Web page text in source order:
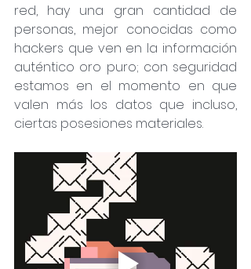
red, hay una gran cantidad de
personas, mejor conocidas como
hackers que ven en la información
auténtico oro puro; con seguridad
estamos en el momento en que
valen más los datos que incluso,
ciertas posesiones materiales.